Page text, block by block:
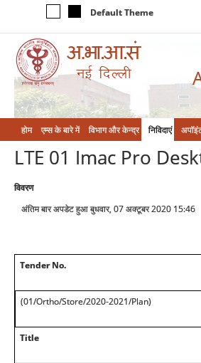
Default Theme
होम एम्‍स के बारे में विभाग और केन्‍द्र निविदाएं
LTE 01 Imac Pro
विवरण
अंतिम बार अपडेट हुआ बुधवार, 07 अक्टूबर 2020 15:46
Tender No.
(01/Ortho/Store/2020-2021/Plan)
Title